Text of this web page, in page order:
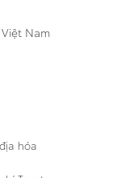
Nam
hóa